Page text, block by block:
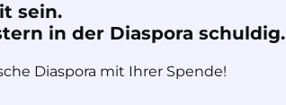
sein.
in der Diaspora schuldig.
Diaspora mit Ihrer Spende!